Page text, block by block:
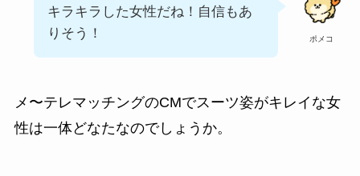
ポメコ
キラキラした女性だね！自信もあ
りそう！
メ〜テレマッチングのCMでスーツ姿がキレイな女
性は一体どなたなのでしょうか。